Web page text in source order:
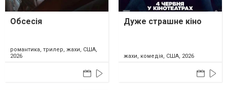
Обсесія
романтика, трилер, жахи, США,
2026
Дуже страшне кіно
жахи, комедія, США, 2026